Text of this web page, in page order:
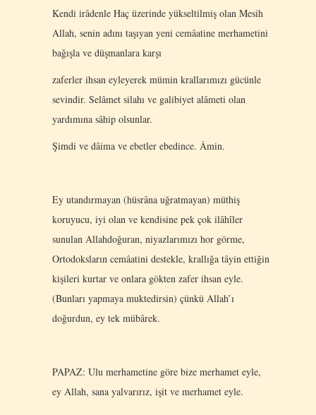
Kendi irâdenle Haç üzerinde yükseltilmiş olan Mesih
Allah, senin adını taşıyan yeni cemâatine merhametini
bağışla ve düşmanlara karşı
zaferler ihsan eyleyerek mümin krallarımızı gücünle
sevindir. Selâmet silahı ve galibiyet alâmeti olan
yardımına sâhip olsunlar.
Şimdi ve dâima ve ebetler ebedince. Âmin.
Ey utandırmayan (hüsrâna uğratmayan) müthiş
koruyucu, iyi olan ve kendisine pek çok ilâhîler
sunulan Allahdoğuran, niyazlarımızı hor görme,
Ortodoksların cemâatini destekle, krallığa tâyin ettiğin
kişileri kurtar ve onlara gökten zafer ihsan eyle.
(Bunları yapmaya muktedirsin) çünkü Allah’ı
doğurdun, ey tek mübârek.
PAPAZ: Ulu merhametine göre bize merhamet eyle,
ey Allah, sana yalvarırız, işit ve merhamet eyle.